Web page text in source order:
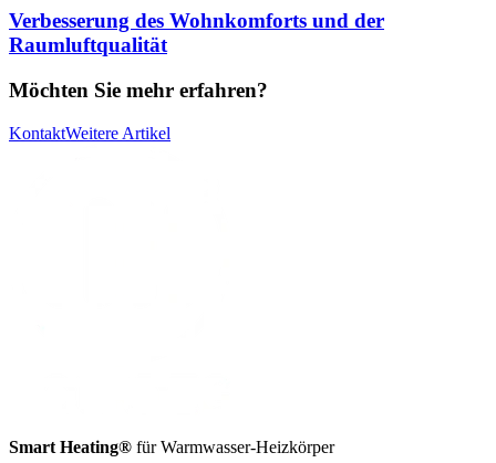
Verbesserung des Wohnkomforts und der
Raumluftqualität
Möchten Sie mehr erfahren?
KontaktWeitere Artikel
Smart Heating® für Warmwasser-Heizkörper